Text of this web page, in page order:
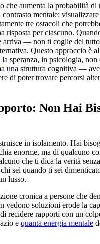
che aumenta la probabilità di
mentale:
tre ostacoli che
risposta per ciascuno.
— non ti coglie del tutto
Questo approccio è
la speranza, in psicologia, non
una struttura cognitiva —
di poter trovare percorsi
Non Hai
in isolamento. Hai
enorme, ma di qualcuno
che ti dica la verità
sei quando ti sei
lusso.
cronica a persone che
vedono soluzioni erode la
recidere rapporti con un
e quanta energia mentale